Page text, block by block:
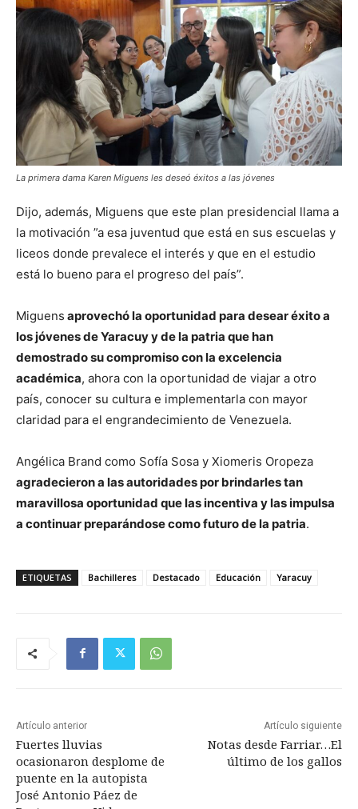
La primera dama Karen Miguens les deseó éxitos a las jóvenes
Dijo, además, Miguens que este plan presidencial llama a
la motivación ”a esa juventud que está en sus escuelas y
liceos donde prevalece el interés y que en el estudio
está lo bueno para el progreso del país”.
Miguens aprovechó la oportunidad para desear éxito a
los jóvenes de Yaracuy y de la patria que han
demostrado su compromiso con la excelencia
académica, ahora con la oportunidad de viajar a otro
país, conocer su cultura e implementarla con mayor
claridad para el engrandecimiento de Venezuela.
Angélica Brand como Sofía Sosa y Xiomeris Oropeza
agradecieron a las autoridades por brindarles tan
maravillosa oportunidad que las incentiva y las impulsa
a continuar preparándose como futuro de la patria.
ETIQUETAS Bachilleres Destacado Educación Yaracuy
Artículo anterior
Fuertes lluvias
ocasionaron desplome de
puente en la autopista
José Antonio Páez de
Artículo siguiente
Notas desde Farriar…El
último de los gallos